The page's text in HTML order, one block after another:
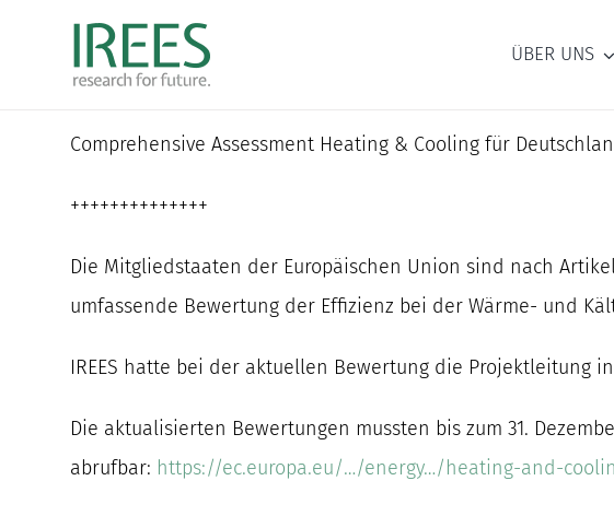
ÜBER UNS
Comprehensive Assessment Heating & Cooling für
++++++++++++++
Die Mitgliedstaaten der Europäischen Union sind nach
umfassende Bewertung der Effizienz bei der Wärme- und
IREES hatte bei der aktuellen Bewertung die
Die aktualisierten Bewertungen mussten bis zum 31.
abrufbar: https://ec.europa.eu/…/energy…/heating-and-